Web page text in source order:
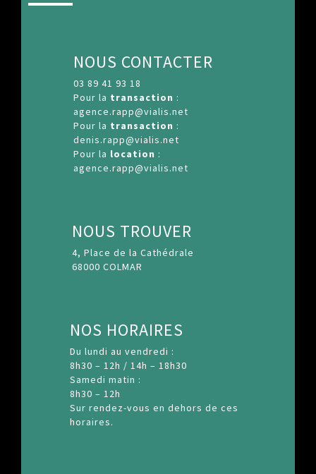
NOUS CONTACTER
03 89 41 93 18
Pour la transaction :
agence.rapp@vialis.net
Pour la transaction :
denis.rapp@vialis.net
Pour la location :
agence.rapp@vialis.net
NOUS TROUVER
4, Place de la Cathédrale
68000 COLMAR
NOS HORAIRES
Du lundi au vendredi :
8h30 – 12h / 14h – 18h30
Samedi matin :
8h30 – 12h
Sur rendez-vous en dehors de ces
horaires.